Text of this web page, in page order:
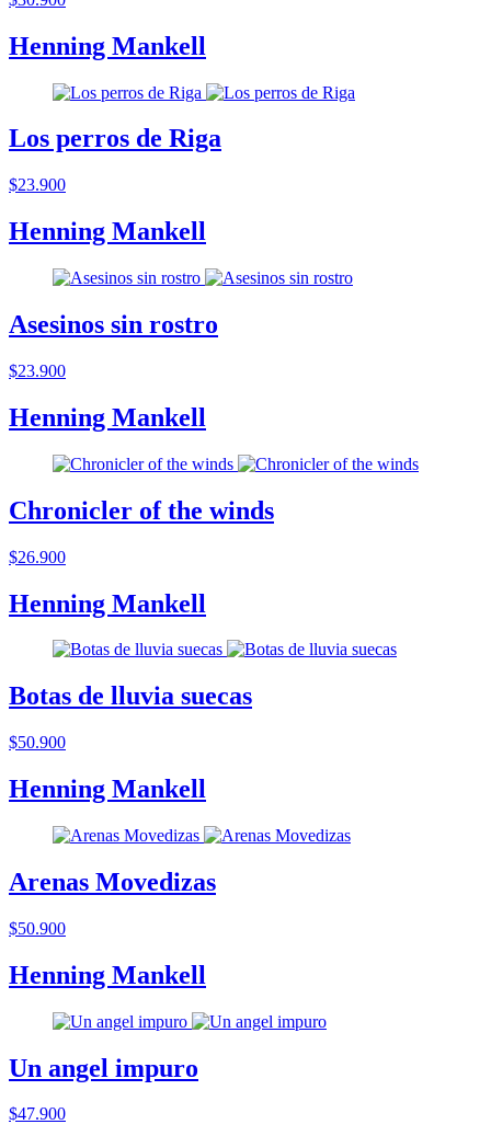
Henning Mankell
Los perros de Riga
$23.900
Henning Mankell
Asesinos sin rostro
$23.900
Henning Mankell
Chronicler of the winds
$26.900
Henning Mankell
Botas de lluvia suecas
$50.900
Henning Mankell
Arenas Movedizas
$50.900
Henning Mankell
Un angel impuro
$47.900